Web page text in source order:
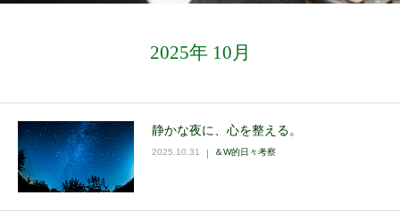
2025年 10月
静かな夜に、心を整える。
2025.10.31 ＆W的日々考察